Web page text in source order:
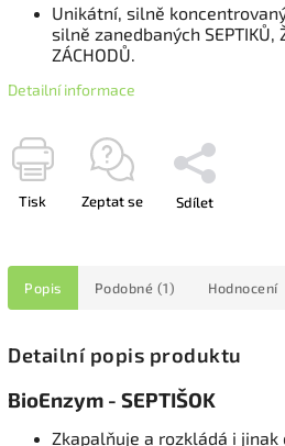
Unikátní, silně
silně zanedbaných SEPTIKŮ,
ZÁCHODŮ.
Detailní informace
Tisk Zeptat se Sdílet
Popis Podobné (1) Hodnocení
Detailní popis produktu
BioEnzym - SEPTIŠOK
Zkapalňuje a rozkládá i